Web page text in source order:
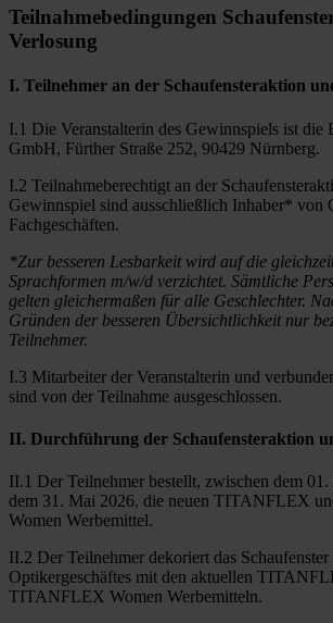
Teilnahmebedingungen
Verlosung
I. Teilnehmer an der Schaufensteraktion
I.1 Die Veranstalterin des Gewinnspiels ist die
GmbH, Fürther Straße 252, 90429 Nürnberg.
I.2 Teilnahmeberechtigt an der
Gewinnspiel sind ausschließlich Inhaber* von
Fachgeschäften.
*Zur besseren Lesbarkeit wird auf die
Sprachformen m/w/d verzichtet. Sämtliche
gelten gleichermaßen für alle Geschlechter.
Gründen der besseren Übersichtlichkeit nur
Teilnehmer.
I.3 Mitarbeiter der Veranstalterin und
sind von der Teilnahme ausgeschlossen.
II. Durchführung der Schaufensteraktion
II.1 Der Teilnehmer bestellt, zwischen dem 01.
dem 31. Mai 2026, die neuen TITANFLEX
Women Werbemittel.
II.2 Der Teilnehmer dekoriert das Schaufenster
Optikergeschäftes mit den aktuellen
TITANFLEX Women Werbemitteln.